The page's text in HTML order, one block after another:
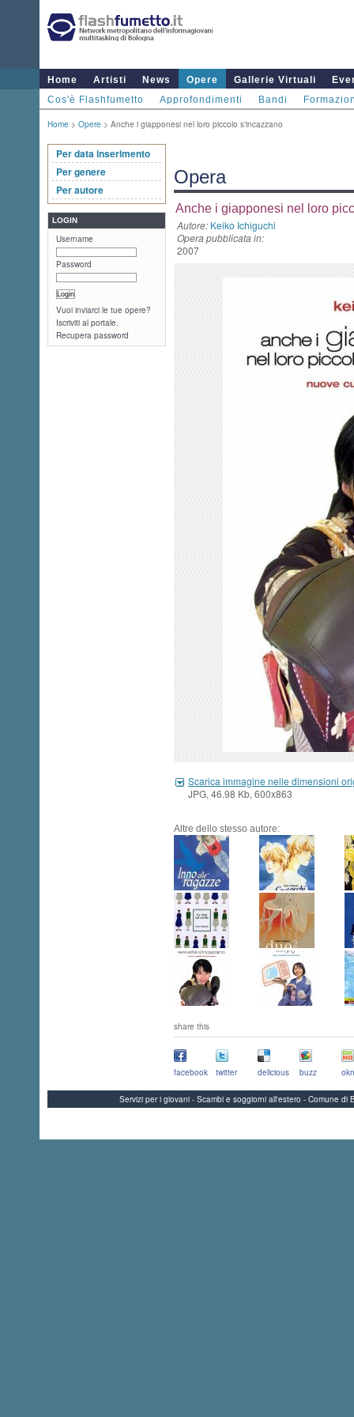
Home Artisti News Opere Gallerie Virtuali
Cos'è Flashfumetto
Approfondimenti Bandi
Home > Opere > Anche i giapponesi nel loro piccolo s'incazzano
Per data inserimento
Per genere
Per autore
LOGIN
Username
Password
Vuoi inviarci le tue opere?
Iscriviti al portale.
Recupera password
Opera
Anche i giapponesi nel loro
Autore: Keiko Ichiguchi
Opera pubblicata in:
2007
Scarica immagine nelle dimensioni
JPG, 46.98 Kb, 600x863
Altre dello stesso autore:
share this
facebook twitter delicious buzz
Servizi per i giovani - Scambi e soggiorni all'estero - Comune